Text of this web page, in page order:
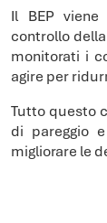
Il BEP
controllo
monitorati i
agire per
Tutto questo
di pareggio
migliorare le